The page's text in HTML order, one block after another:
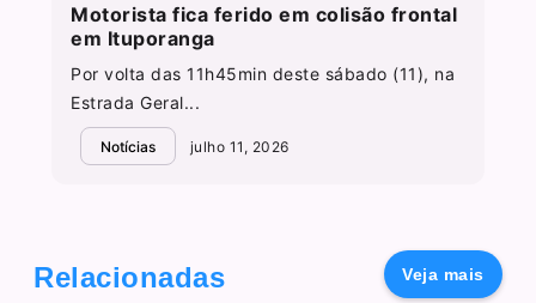
Motorista fica ferido em colisão frontal
em Ituporanga
Por volta das 11h45min deste sábado (11), na
Estrada Geral...
Notícias julho 11, 2026
Relacionadas Veja mais